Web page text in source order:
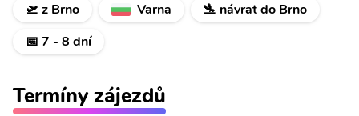
🛫 z Brno Varna
🛬 návrat do Brno
📅 7 - 8 dní
Termíny zájezdů